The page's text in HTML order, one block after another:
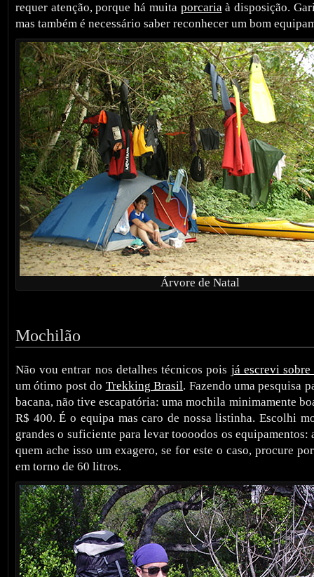
requer atenção, porque há muita porcariaà disposição.
mas também é necessário saber reconhecer um bom
Árvore de Natal
Mochilão
Não vou entrar nos detalhes técnicos pois já escrevi sobre
um ótimo post do Trekking Brasil. Fazendo uma pesquisa
bacana, não tive escapatória: uma mochila minimamente
R$ 400. É o equipa mas caro de nossa listinha. Escolhi
grandes o suficiente para levar toooodos os equipamentos:
quem ache isso um exagero, se for este o caso, procure
em torno de 60 litros.